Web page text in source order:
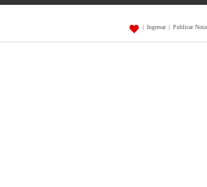
| Ingresar | Publicar Nota